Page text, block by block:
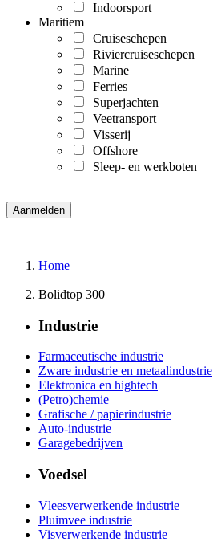
Indoorsport
Maritiem
Cruiseschepen
Riviercruiseschepen
Marine
Ferries
Superjachten
Veetransport
Visserij
Offshore
Sleep- en werkboten
Home
Bolidtop 300
Industrie
Farmaceutische industrie
Zware industrie en metaalindustrie
Elektronica en hightech
(Petro)chemie
Grafische / papierindustrie
Auto-industrie
Garagebedrijven
Voedsel
Vleesverwerkende industrie
Pluimvee industrie
Visverwerkende industrie